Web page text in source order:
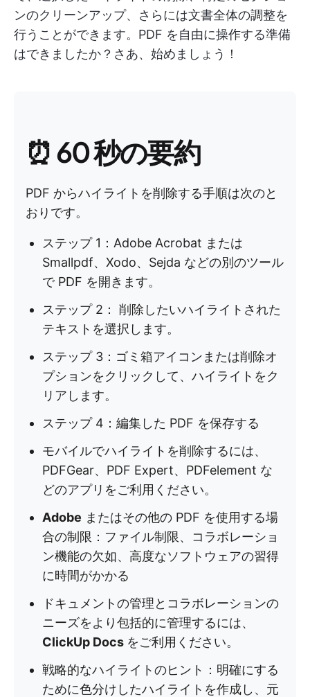
ンのクリーンアップ、さらには文書全体の調整を
行うことができます。PDF を自由に操作する準備
はできましたか？さあ、始めましょう！
⏰ 60 秒の要約
PDF からハイライトを削除する手順は次のと
おりです。
ステップ 1：Adobe Acrobat または
Smallpdf、Xodo、Sejda などの別のツール
で PDF を開きます。
ステップ 2： 削除したいハイライトされた
テキストを選択します。
ステップ 3：ゴミ箱アイコンまたは削除オ
プションをクリックして、ハイライトをク
リアします。
ステップ 4：編集した PDF を保存する
モバイルでハイライトを削除するには、
PDFGear、PDF Expert、PDFelement な
どのアプリをご利用ください。
Adobe またはその他の PDF を使用する場
合の制限：ファイル制限、コラボレーショ
ン機能の欠如、高度なソフトウェアの習得
に時間がかかる
ドキュメントの管理とコラボレーションの
ニーズをより包括的に管理するには、
ClickUp Docs をご利用ください。
戦略的なハイライトのヒント：明確にする
ために色分けしたハイライトを作成し、元